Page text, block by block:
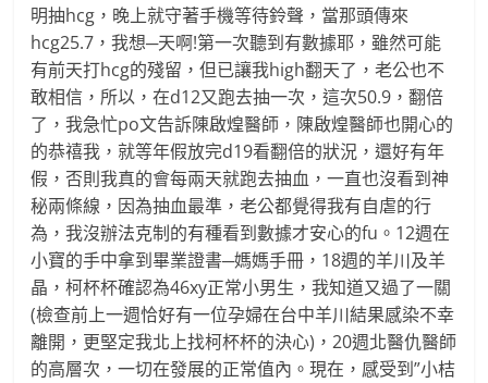
明抽hcg，晚上就守著手機等待鈴聲，當那頭傳來
hcg25.7，我想─天啊!第一次聽到有數據耶，雖然可能
有前天打hcg的殘留，但已讓我high翻天了，老公也不
敢相信，所以，在d12又跑去抽一次，這次50.9，翻倍
了，我急忙po文告訴陳啟煌醫師，陳啟煌醫師也開心的
的恭禧我，就等年假放完d19看翻倍的狀況，還好有年
假，否則我真的會每兩天就跑去抽血，一直也沒看到神
秘兩條線，因為抽血最準，老公都覺得我有自虐的行
為，我沒辦法克制的有種看到數據才安心的fu。12週在
小寶的手中拿到畢業證書─媽媽手冊，18週的羊川及羊
晶，柯杯杯確認為46xy正常小男生，我知道又過了一關
(檢查前上一週恰好有一位孕婦在台中羊川結果感染不幸
離開，更堅定我北上找柯杯杯的決心)，20週北醫仇醫師
的高層次，一切在發展的正常值內。現在，感受到”小桔